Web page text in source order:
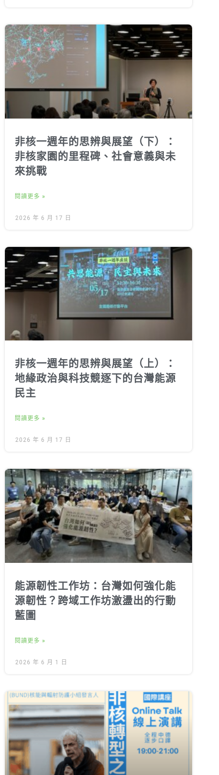
非核一週年的思辨與展望（下）：
非核家園的里程碑、社會意義與未
來挑戰
閱讀更多 »
2026 年 6 月 17 日
非核一週年的思辨與展望（上）：
地緣政治與科技競逐下的台灣能源
民主
閱讀更多 »
2026 年 6 月 17 日
能源韌性工作坊：台灣如何強化能
源韌性？跨域工作坊激盪出的行動
藍圖
閱讀更多 »
2026 年 6 月 1 日